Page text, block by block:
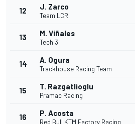
12 J. Zarco
Team LCR
13 M. Viñales
Tech 3
14 A. Ogura
Trackhouse Racing Team
15 T. Razgatlioglu
Pramac Racing
16 P. Acosta
Red Bull KTM Factory Racing